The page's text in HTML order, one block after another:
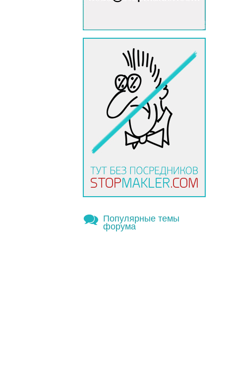
Популярные темы
форума